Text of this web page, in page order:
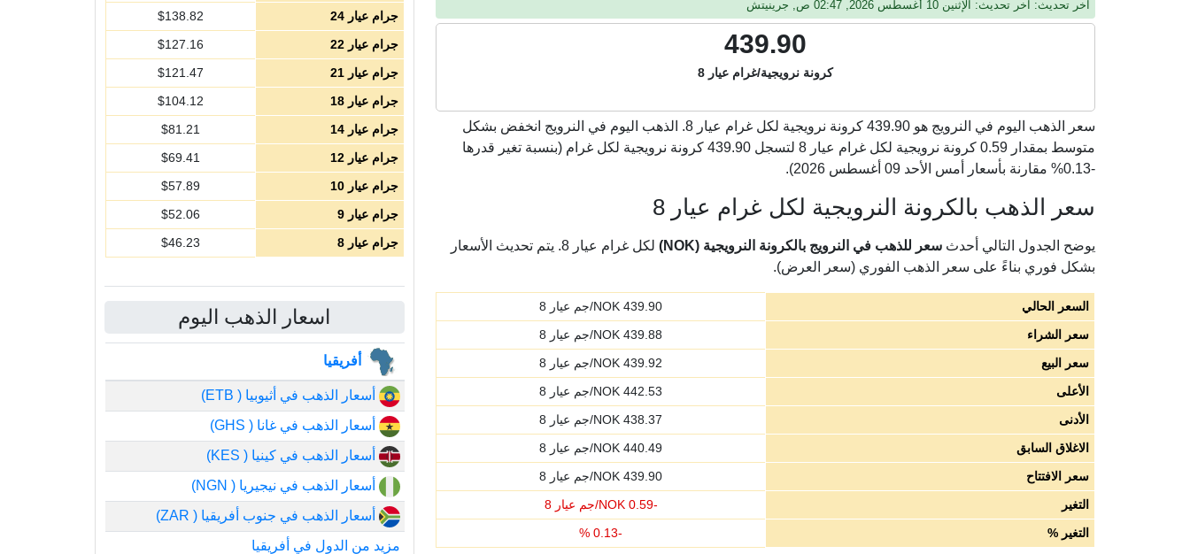
آخر تحديث: آخر تحديث: الإثنين 10 أغسطس 2026, 02:47 ص, جرينيتش
439.90
كرونة نرويجية/غرام عيار 8
سعر الذهب اليوم في النرويج هو 439.90
كرونة نرويجية لكل غرام عيار 8. الذهب اليوم في النرويج انخفض بشكل
متوسط بمقدار 0.59 كرونة نرويجية لكل غرام عيار 8 لتسجل 439.90 كرونة نرويجية لكل غرام (بنسبة تغير قدرها
-0.13% مقارنة بأسعار أمس الأحد 09 أغسطس 2026).
سعر الذهب بالكرونة النرويجية لكل غرام عيار 8
يوضح الجدول التالي أحدث سعر للذهب في النرويج بالكرونة النرويجية (NOK)
لكل غرام عيار 8. يتم تحديث الأسعار
بشكل فوري بناءً على سعر الذهب الفوري (سعر العرض).
السعر الحالي 439.90
سعر الشراء
439.88
سعر البيع
439.92
الأعلى
442.53
الأدنى
438.37
الاغلاق السابق
440.49
سعر الافتتاح
439.90
التغير
-
0.59 NOK/جم عيار 8
التغير %
-
0.13
%
جرام عيار 24
$138.82
جرام عيار 22
$127.16
جرام عيار 21
$121.47
جرام عيار 18
$104.12
جرام عيار 14
$81.21
جرام عيار 12
$69.41
جرام عيار 10
$57.89
جرام عيار 9
$52.06
جرام عيار 8
$46.23
اسعار الذهب اليوم
أفريقيا
أسعار الذهب في أثيوبيا ( ETB)
أسعار الذهب في غانا ( GHS)
أسعار الذهب في كينيا ( KES)
أسعار الذهب في نيجيريا ( NGN)
أسعار الذهب في جنوب أفريقيا ( ZAR)
مزيد من الدول في أفريقيا